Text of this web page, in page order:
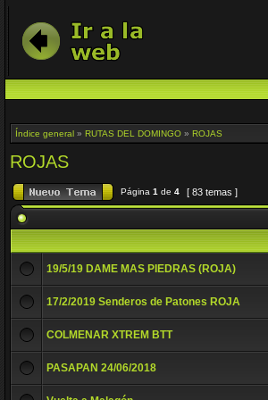
Índice general » RUTAS DEL DOMINGO » ROJAS
ROJAS
Página 1 de 4 [ 83 temas ]
19/5/19 DAME MAS PIEDRAS (ROJA)
17/2/2019 Senderos de Patones ROJA
COLMENAR XTREM BTT
PASAPAN 24/06/2018